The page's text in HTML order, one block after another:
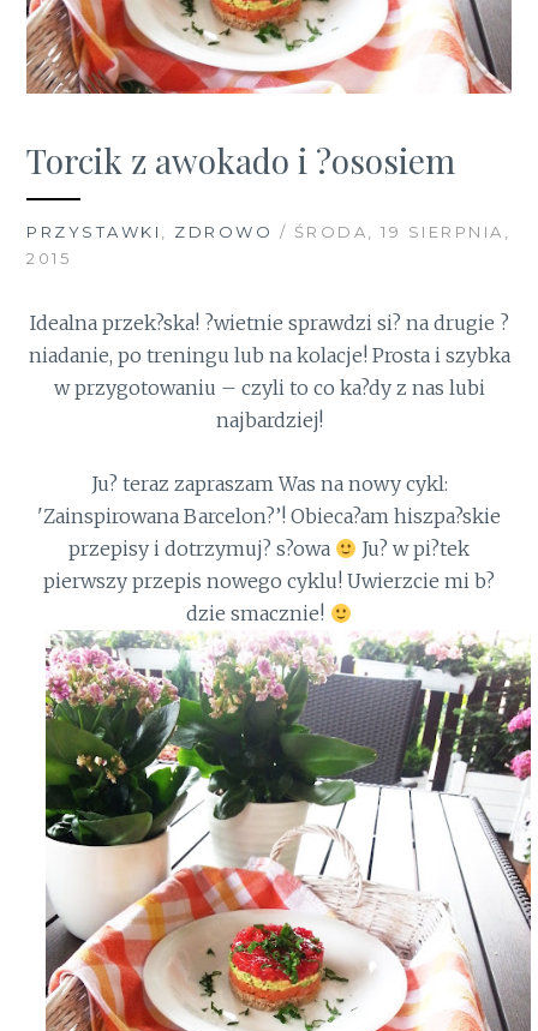
Torcik z awokado i ?ososiem
PRZYSTAWKI , ZDROWO / ŚRODA, 19 SIERPNIA,
2015
Idealna przek?ska! ?wietnie sprawdzi si? na drugie ?
niadanie, po treningu lub na kolacje! Prosta i szybka
w przygotowaniu – czyli to co ka?dy z nas lubi
najbardziej!
Ju? teraz zapraszam Was na nowy cykl:
'Zainspirowana Barcelon?’! Obieca?am hiszpa?skie
przepisy i dotrzymuj? s?owa
Ju? w pi?tek
pierwszy przepis nowego cyklu! Uwierzcie mi b?
dzie smacznie!